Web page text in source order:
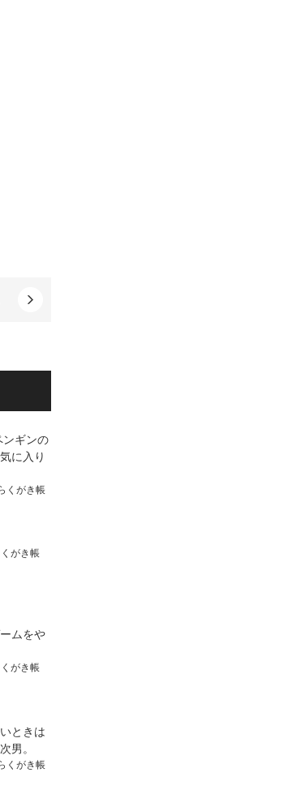
ンギンの
に入り
くがき帳
がき帳
ムをや
がき帳
ときは
男。
くがき帳